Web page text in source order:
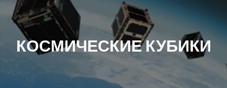
КОСМИЧЕСКИЕ КУБИКИ